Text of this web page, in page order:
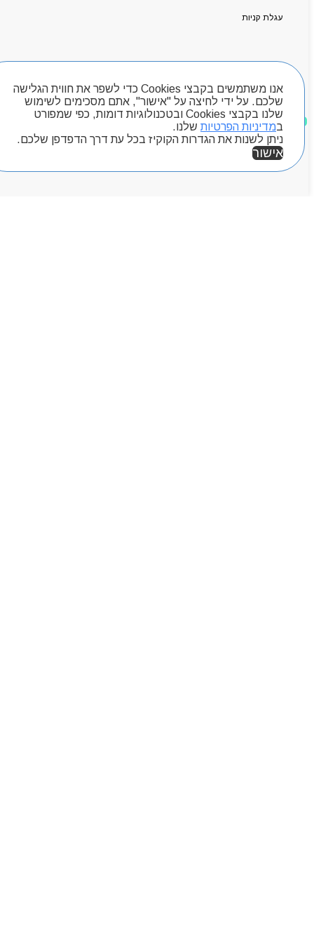
אנו משתמשים בקבצי Cookies כדי לשפר את חווית הגלישה
שלכם. על ידי לחיצה על "אישור", אתם מסכימים לשימוש
שלנו בקבצי Cookies ובטכנולוגיות דומות, כפי שמפורט
במדיניות הפרטיות שלנו.
ניתן לשנות את הגדרות הקוקיז בכל עת דרך הדפדפן שלכם.
אישור
עגלת קניות
חיפוש מוצרים
מוצרים שאהבתי
המגזין
Byou